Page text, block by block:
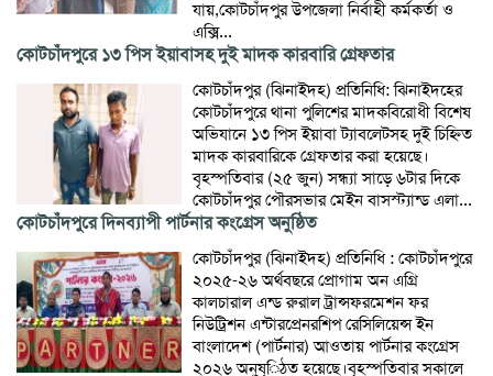
যায়,কোটচাঁদপুর উপজেলা নির্বাহী কর্মকর্তা ও
এক্সি...
কোটচাঁদপুরে ১৩ পিস ইয়াবাসহ দুই মাদক কারবারি গ্রেফতার
কোটচাঁদপুর (ঝিনাইদহ) প্রতিনিধি: ঝিনাইদহের
কোটচাঁদপুরে থানা পুলিশের মাদকবিরোধী বিশেষ
অভিযানে ১৩ পিস ইয়াবা ট্যাবলেটসহ দুই চিহ্নিত
মাদক কারবারিকে গ্রেফতার করা হয়েছে।
বৃহস্পতিবার (২৫ জুন) সন্ধ্যা সাড়ে ৬টার দিকে
কোটচাঁদপুর পৌরসভার মেইন বাসস্ট্যান্ড এলা...
কোটচাঁদপুরে দিনব্যাপী পার্টনার কংগ্রেস অনুষ্ঠিত
কোটচাঁদপুর (ঝিনাইদহ) প্রতিনিধি : কোটচাঁদপুরে
২০২৫-২৬ অর্থবছরে প্রোগাম অন এগ্রি
কালচারাল এন্ড রুরাল ট্রান্সফরমেশন ফর
নিউট্রিশন এন্টারপ্রেনরশিপ রেসিলিয়েন্স ইন
বাংলাদেশ (পার্টনার) আওতায় পার্টনার কংগ্রেস
২০২৬ অনু্ষ্িঠত হয়েছে।বৃহস্পতিবার সকালে